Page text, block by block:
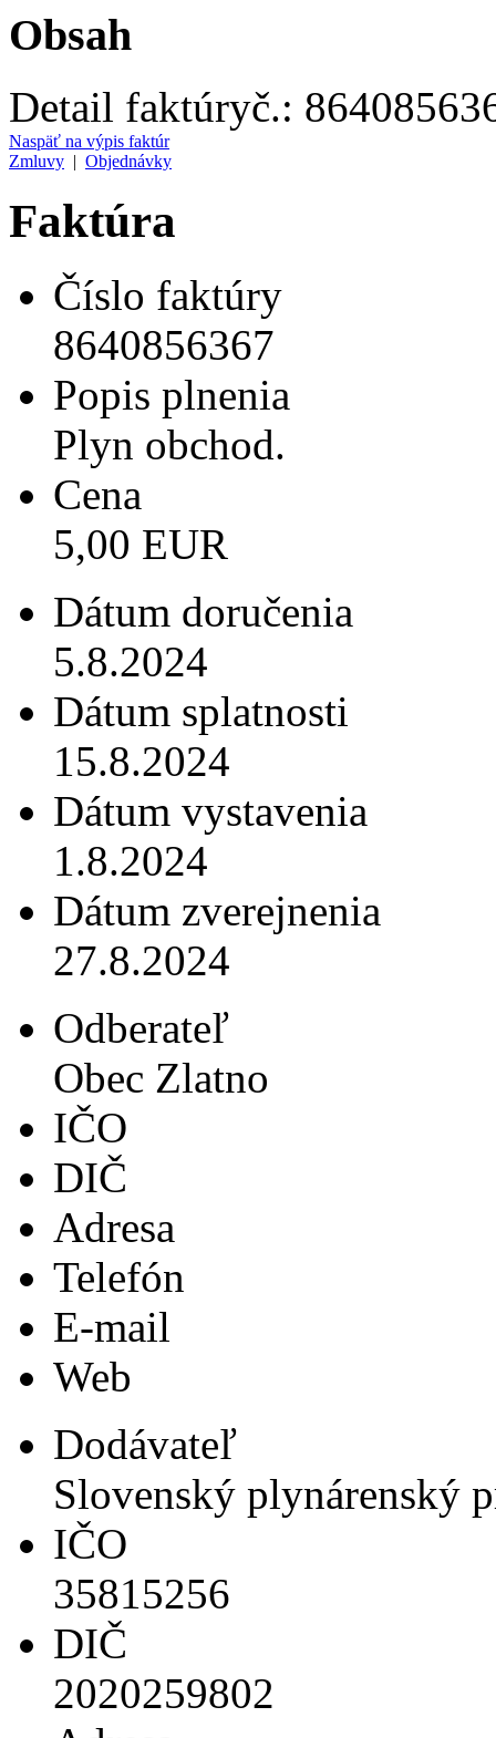
Obsah
Detail faktúryč.:
Naspäť na výpis faktúr
Zmluvy | Objednávky
Faktúra
Číslo faktúry
8640856367
Popis plnenia
Plyn obchod.
Cena
5,00 EUR
Dátum doručenia
5.8.2024
Dátum splatnosti
15.8.2024
Dátum vystavenia
1.8.2024
Dátum zverejnenia
27.8.2024
Odberateľ
Obec Zlatno
IČO
DIČ
Adresa
Telefón
E-mail
Web
Dodávateľ
Slovenský plynárenský
IČO
35815256
DIČ
2020259802